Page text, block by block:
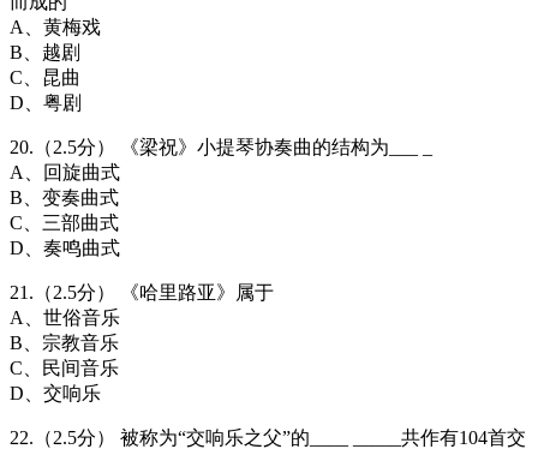
A、黄梅戏
B、越剧
C、昆曲
D、粤剧
20.（2.5分） 《梁祝》小提琴协奏曲的结构为___ _
A、回旋曲式
B、变奏曲式
C、三部曲式
D、奏鸣曲式
21.（2.5分） 《哈里路亚》属于
A、世俗音乐
B、宗教音乐
C、民间音乐
D、交响乐
22.（2.5分） 被称为“交响乐之父”的____ _____共作有104首交